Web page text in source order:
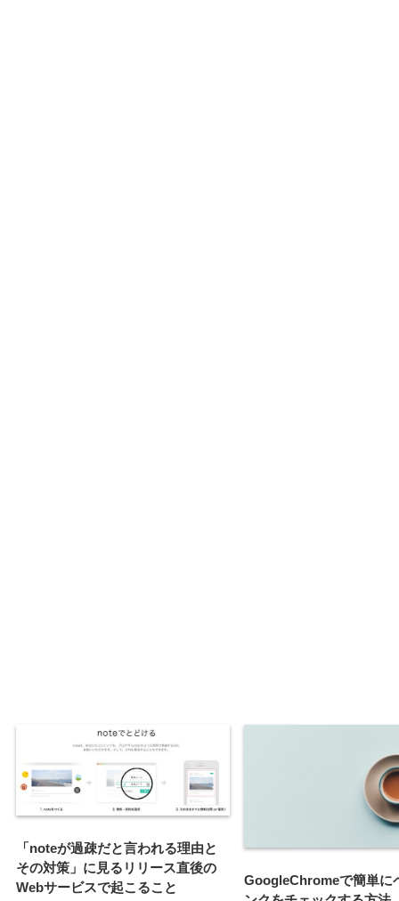
「noteが過疎だと言われる理由と
その対策」に見るリリース直後の
Webサービスで起こること
GoogleChromeで簡単に